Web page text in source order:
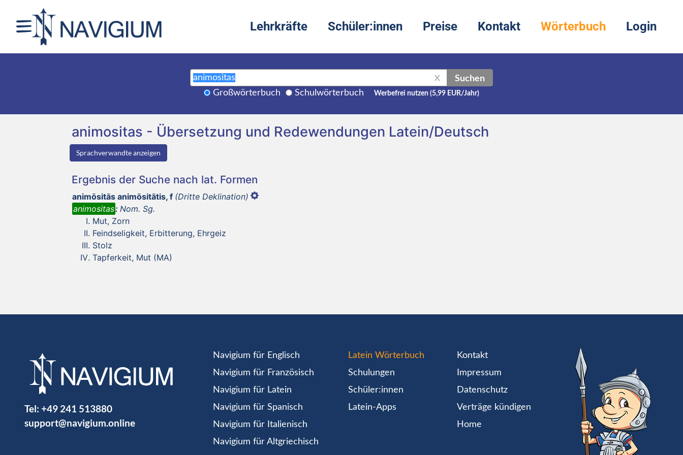
Lehrkräfte Schüler:innen Preise Kontakt Wörterbuch Login
X Suchen
Großwörterbuch Schulwörterbuch Werbefrei nutzen (5,99 EUR/Jahr)
animositas - Übersetzung und Redewendungen Latein/Deutsch
Sprachverwandte anzeigen
Ergebnis der Suche nach lat. Formen
animōsitās animōsitātis, f (Dritte Deklination)
animositas: Nom. Sg.
Mut, Zorn
Feindseligkeit, Erbitterung, Ehrgeiz
Stolz
Tapferkeit, Mut (MA)
Tel: +49 241 513880
support@navigium.online
Navigium für Englisch
Navigium für Französisch
Navigium für Latein
Navigium für Spanisch
Navigium für Italienisch
Navigium für Altgriechisch
Latein Wörterbuch
Schulungen
Schüler:innen
Latein-Apps
Kontakt
Impressum
Datenschutz
Verträge kündigen
Home